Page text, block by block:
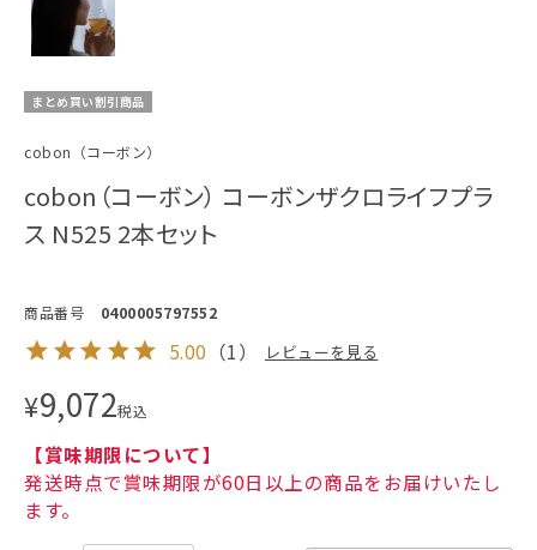
まとめ買い割引商品
cobon（コーボン）
cobon（コーボン） コーボンザクロライフプラ
ス N525 2本セット
商品番号 0400005797552
5.00 （1） レビューを見る
¥9,072税込
【賞味期限について】
発送時点で賞味期限が60日以上の商品をお届けいたし
ます。